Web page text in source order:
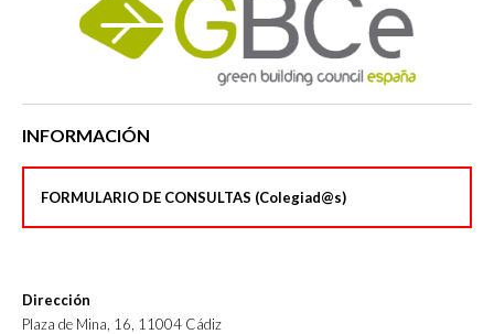
INFORMACIÓN
FORMULARIO DE CONSULTAS (Colegiad@s)
Dirección
Plaza de Mina, 16, 11004 Cádiz